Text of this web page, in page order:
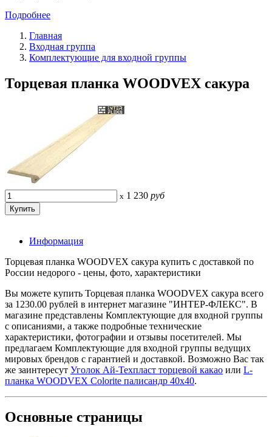
Подробнее
Главная
Входная группа
Комплектующие для входной группы
Торцевая планка WOODVEX сакура
x 1 230 руб
Информация
Торцевая планка WOODVEX сакура купить с доставкой по
России недорого - цены, фото, характеристики
Вы можете купить Торцевая планка WOODVEX сакура всего
за 1230.00 рублей в интернет магазине "ИНТЕР-ФЛЕКС". В
магазине представлены Комплектующие для входной группы
с описаниями, а также подробные технические
характеристики, фотографии и отзывы посетителей. Мы
предлагаем Комплектующие для входной группы ведущих
мировых брендов с гарантией и доставкой. Возможно Вас так
же заинтересут Уголок Ай-Техпласт торцевой какао или L-
планка WOODVEX Colorite палисандр 40х40.
Основные страницы